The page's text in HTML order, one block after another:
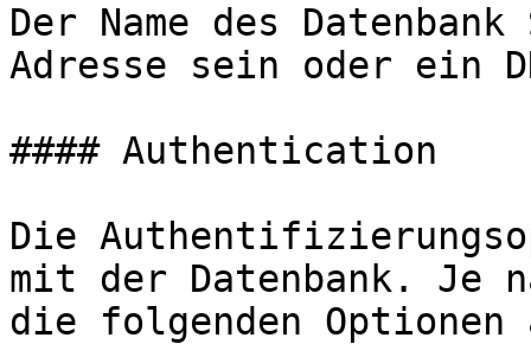
Der Name des
Adresse sein oder ein
#### Authentication
Die
mit der Datenbank. Je
die folgenden Optionen